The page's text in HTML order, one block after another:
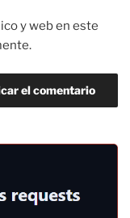
y web en este